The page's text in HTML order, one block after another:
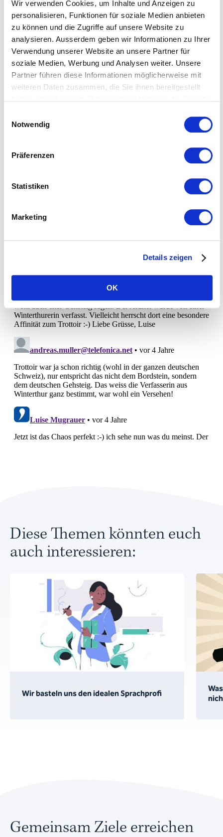
Wir verwenden Cookies, um Inhalte und Anzeigen zu
personalisieren, Funktionen für soziale Medien anbieten
zu können und die Zugriffe auf unsere Website zu
analysieren. Ausserdem geben wir Informationen zu Ihrer
Verwendung unserer Website an unsere Partner für
soziale Medien, Werbung und Analysen weiter. Unsere
Partner führen diese Informationen möglicherweise mit
weiteren Daten zusammen, die Sie ihnen bereitgestellt
Weitere Informationen entnehmen Sie bitte unserer
Notwendig
Präferenzen
Statistiken
Marketing
Details zeigen
OK
Portal Zugang zu einer nützlichen Helvetismenliste
mit den gängigsten Schweizerdeutschen
Ausdrücken und der jeweiligen Entsprechung auf
Hochdeutsch. Für alle anderen gibt es noch das
Schweizerische Idiotikon
(https://www.idiotikon.ch/).
Schweizerdeutschen, und welche Begriffe versteht
Diese Themen könnten euch
auch interessieren:
Wir basteln uns den idealen Sprachprofi
Gemeinsam Ziele erreichen